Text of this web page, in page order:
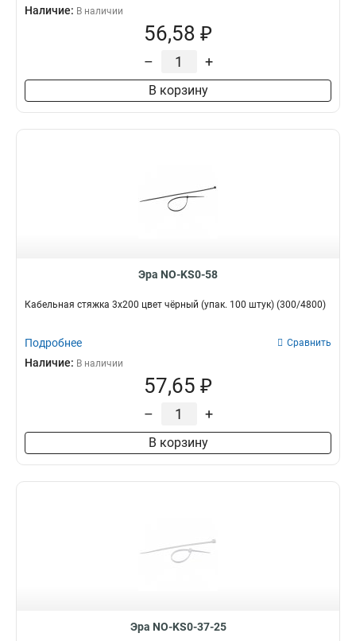
Наличие: В наличии
56,58 ₽
– +
В корзину
Эра NO-KS0-58
Кабельная стяжка 3x200 цвет чёрный (упак. 100 штук) (300/4800)
Подробнее Сравнить
Наличие: В наличии
57,65 ₽
– +
В корзину
Эра NO-KS0-37-25